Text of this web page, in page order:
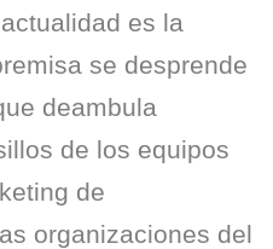
es la
se desprende
deambula
de los equipos
de
organizaciones del